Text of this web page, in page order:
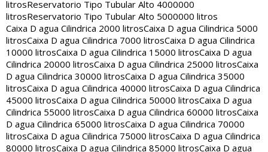
litrosReservatorio Tipo Tubular Alto 4000000
litrosReservatorio Tipo Tubular Alto 5000000 litros
Caixa D agua Cilindrica 2000 litrosCaixa D agua Cilindrica 5000
litrosCaixa D agua Cilindrica 7000 litrosCaixa D agua Cilindrica
10000 litrosCaixa D agua Cilindrica 15000 litrosCaixa D agua
Cilindrica 20000 litrosCaixa D agua Cilindrica 25000 litrosCaixa
D agua Cilindrica 30000 litrosCaixa D agua Cilindrica 35000
litrosCaixa D agua Cilindrica 40000 litrosCaixa D agua Cilindrica
45000 litrosCaixa D agua Cilindrica 50000 litrosCaixa D agua
Cilindrica 55000 litrosCaixa D agua Cilindrica 60000 litrosCaixa
D agua Cilindrica 65000 litrosCaixa D agua Cilindrica 70000
litrosCaixa D agua Cilindrica 75000 litrosCaixa D agua Cilindrica
80000 litrosCaixa D agua Cilindrica 85000 litrosCaixa D agua